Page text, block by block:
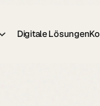
Digitale Lösungen